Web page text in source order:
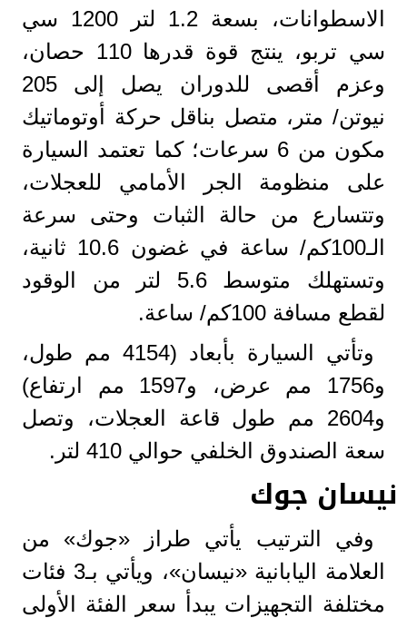
الاسطوانات، بسعة 1.2 لتر 1200 سي
سي تربو، ينتج قوة قدرها 110 حصان،
وعزم أقصى للدوران يصل إلى 205
نيوتن/ متر، متصل بناقل حركة أوتوماتيك
مكون من 6 سرعات؛ كما تعتمد السيارة
على منظومة الجر الأمامي للعجلات،
وتتسارع من حالة الثبات وحتى سرعة
الـ100كم/ ساعة في غضون 10.6 ثانية،
وتستهلك متوسط 5.6 لتر من الوقود
لقطع مسافة 100كم/ ساعة.
وتأتي السيارة بأبعاد (4154 مم طول،
و1756 مم عرض، و1597 مم ارتفاع)
و2604 مم طول قاعة العجلات، وتصل
سعة الصندوق الخلفي حوالي 410 لتر.
نيسان جوك
وفي الترتيب يأتي طراز «جوك» من
العلامة اليابانية «نيسان»، ويأتي بـ3 فئات
مختلفة التجهيزات يبدأ سعر الفئة الأولى